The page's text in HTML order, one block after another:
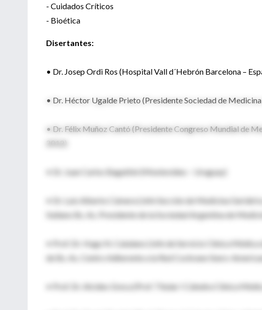
- Cuidados Críticos
- Bioética
Disertantes:
• Dr. Josep Ordi Ros (Hospital Vall d´Hebrón Barcelona –
• Dr. Héctor Ugalde Prieto (Presidente Sociedad de
• Dr. Félix Muñoz Cantó (Presidente Congreso Mundial de
2012)
• Dr. Juan Carlos Bagattini (Montevideo – Uruguay)
• Dr. Luis Alberto Cámera (Jefe Sección de Medicina
Italiano Bs. As. Presidente de la Sociedad Argentina de
• Prof. Dr. Hugo N. Catalano (Jefe de Servicio Clínica
de Bs. As. Centro Adherente a la Red Cochrane Ibero-
• Prof. Dr. Alcides Greca (Prof. Titular I Cátedra Clínica